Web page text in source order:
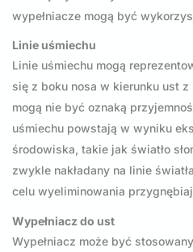
wypełniacze mogą być
Linie uśmiechu
Linie uśmiechu mogą
się z boku nosa w kierunku ust
mogą nie być oznaką
uśmiechu powstają w wyniku
środowiska, takie jak światło
zwykle nakładany na linie
celu wyeliminowania
Wypełniacz do ust
Wypełniacz może być